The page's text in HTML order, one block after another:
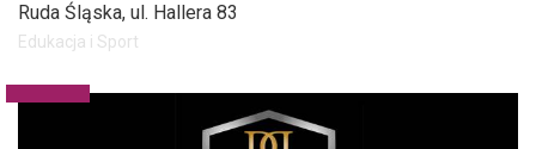
Ruda Śląska, ul. Hallera 83
Edukacja i Sport